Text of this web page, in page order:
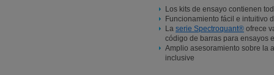
Los kits de ensayo contienen
Funcionamiento fácil e intuitivo
La serie Spectroquant® ofrece
código de barras para ensayos
Amplio asesoramiento sobre la
inclusive